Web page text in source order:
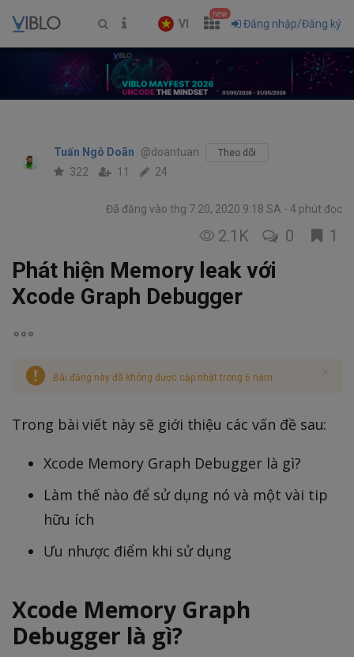
VI
new
Đăng nhập/Đăng ký
Tuấn Ngô Doãn @doantuan Theo dõi
322 11 24
Đã đăng vào thg 7 20, 2020 9:18 SA 4 phút đọc
2.1K 0 1
Phát hiện Memory leak với
Xcode Graph Debugger
Bài đăng này đã không được cập nhật trong 6 năm
Trong bài viết này sẽ giới thiệu các vấn đề sau:
Xcode Memory Graph Debugger là gì?
Làm thế nào để sử dụng nó và một vài tip
hữu ích
Ưu nhược điểm khi sử dụng
Xcode Memory Graph
Debugger là gì?